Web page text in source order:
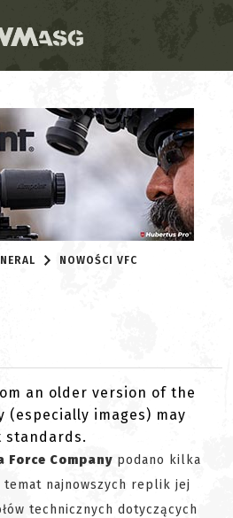
NOWOŚCI VFC
an older version of the
images) may
standards.
Force Company podano kilka
najnowszych replik jej
technicznych dotyczących